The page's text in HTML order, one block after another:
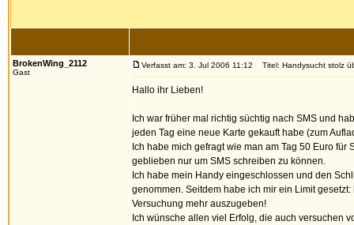
BrokenWing_2112
Gast
Verfasst am: 3. Jul 2006 11:12 Titel: Handysucht stolz
Hallo ihr Lieben!
Ich war früher mal richtig süchtig nach SMS und
jeden Tag eine neue Karte gekauft habe (zum
Ich habe mich gefragt wie man am Tag 50 Euro
geblieben nur um SMS schreiben zu können.
Ich habe mein Handy eingeschlossen und den
genommen. Seitdem habe ich mir ein Limit
Versuchung mehr auszugeben!
Ich wünsche allen viel Erfolg, die auch versuchen